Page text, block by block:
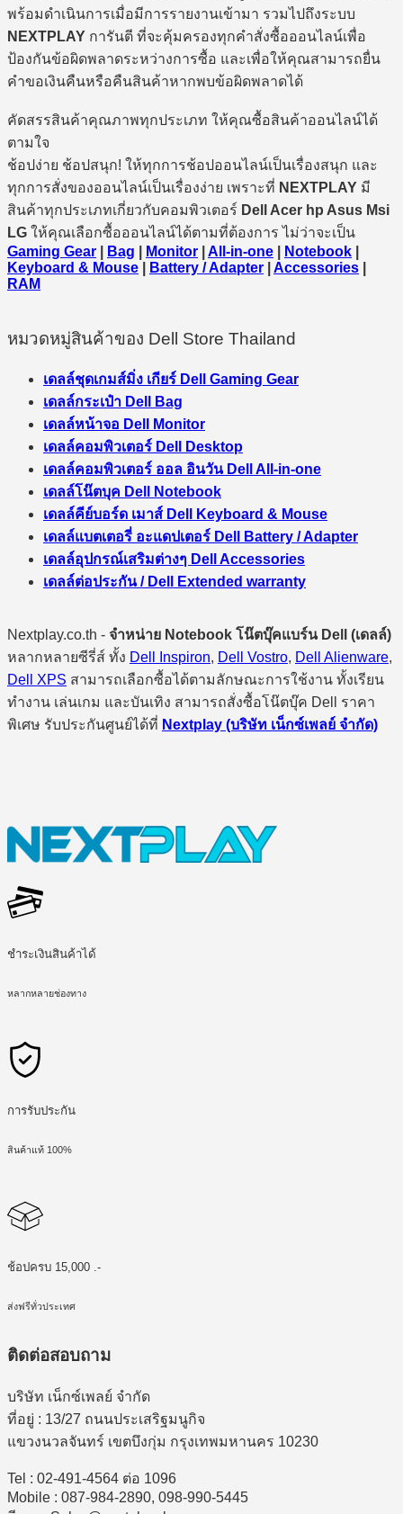
พร้อมดำเนินการเมื่อมีการรายงานเข้ามา รวมไปถึงระบบ
NEXTPLAY การันตี ที่จะคุ้มครองทุกคำสั่งซื้อออนไลน์เพื่อ
ป้องกันข้อผิดพลาดระหว่างการซื้อ และเพื่อให้คุณสามารถยื่น
คำขอเงินคืนหรือคืนสินค้าหากพบข้อผิดพลาดได้
คัดสรรสินค้าคุณภาพทุกประเภท ให้คุณซื้อสินค้าออนไลน์ได้
ตามใจ
ช้อปง่าย ช้อปสนุก! ให้ทุกการช้อปออนไลน์เป็นเรื่องสนุก และ
ทุกการสั่งของออนไลน์เป็นเรื่องง่าย เพราะที่ NEXTPLAY มี
สินค้าทุกประเภทเกี่ยวกับคอมพิวเตอร์ Dell Acer hp Asus Msi
LG ให้คุณเลือกซื้อออนไลน์ได้ตามที่ต้องการ ไม่ว่าจะเป็น
Gaming Gear
Bag Monitor All-in-one Notebook
Keyboard & Mouse
Battery / Adapter Accessories
RAM
หมวดหมู่สินค้าของ Dell Store Thailand
เดลล์ชุดเกมส์มิ่ง เกียร์ Dell Gaming Gear
เดลล์กระเป๋า Dell Bag
เดลล์หน้าจอ Dell Monitor
เดลล์คอมพิวเตอร์ Dell Desktop
เดลล์คอมพิวเตอร์ ออล อินวัน Dell All-in-one
เดลล์โน๊ตบุค Dell Notebook
เดลล์คีย์บอร์ด เมาส์ Dell Keyboard & Mouse
เดลล์แบตเตอรี่ อะแดปเตอร์ Dell Battery / Adapter
เดลล์อุปกรณ์เสริมต่างๆ Dell Accessories
เดลล์ต่อประกัน / Dell Extended warranty
Nextplay.co.th - จำหน่าย Notebook โน๊ตบุ๊คแบร์น Dell (เดลล์)
หลากหลายซีรี่ส์ ทั้ง Dell Inspiron, Dell Vostro, Dell Alienware,
Dell XPS สามารถเลือกซื้อได้ตามลักษณะการใช้งาน ทั้งเรียน
ทำงาน เล่นเกม และบันเทิง สามารถสั่งซื้อโน๊ตบุ๊ค Dell ราคา
พิเศษ รับประกันศูนย์ได้ที่ Nextplay (บริษัท เน็กซ์เพลย์ จำกัด)
ชำระเงินสินค้าได้
หลากหลายช่องทาง
การรับประกัน
สินค้าแท้ 100%
ช้อปครบ 15,000 .-
ส่งฟรีทั่วประเทศ
ติดต่อสอบถาม
บริษัท เน็กซ์เพลย์ จำกัด
ที่อยู่ : 13/27 ถนนประเสริฐมนูกิจ
แขวงนวลจันทร์ เขตบึงกุ่ม กรุงเทพมหานคร 10230
Tel : 02-491-4564 ต่อ 1096
Mobile : 087-984-2890, 098-990-5445